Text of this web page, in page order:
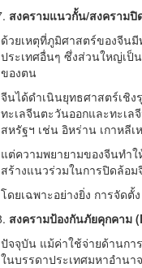
สงครามแนวกั้น/สงคราม
ด้วยเหตุที่ภูมิศาสตร์ของจีน
ประเทศอื่นๆ ซึ่งส่วนใหญ่เป็
ของตน
จีนได้ดำเนินยุทธศาสตร์เชิง
ทะเลจีนตะวันออกและทะเล
สหรัฐฯ เช่น อิหร่าน เกาหลีเ
แต่ความพยายามของจีนทำ
สร้างแนวร่วมในการปิดล้อม
โดยเฉพาะอย่างยิ่ง การจัดตั้
สงครามป้องกันภัยคุกคาม
ปัจจุบัน แม้ค่าใช้จ่ายด้านกา
ในบรรดาประเทศมหาอำนาจ